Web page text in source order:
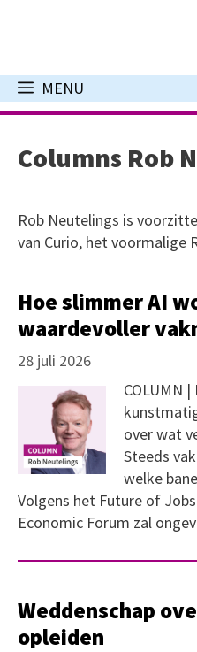
inhoud
MENU
Columns Rob
Rob Neutelings is
van Curio, het voormalige
Hoe slimmer AI
waardevoller
28 juli 2026
COLUMN
over wat
Steeds
welke
Volgens het Future of
Economic Forum zal
Weddenschap
opleiden